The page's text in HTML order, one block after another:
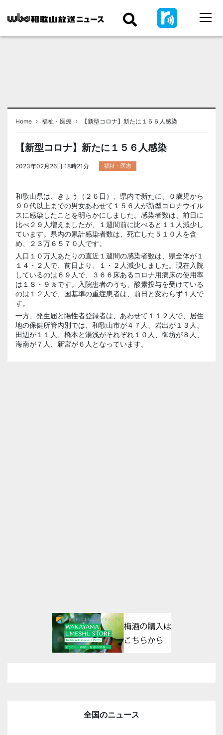
Home › 福祉・医療 › 【新型コロナ】新たに１５６人感染
【新型コロナ】新たに１５６人感染
2023年02月26日 18時21分 福祉・医療
和歌山県は、きょう（２６日）、県内で新たに、０歳児から
９０代以上までの男女あわせて１５６人が新型コロナウイル
スに感染したことを明らかにしました。感染者数は、前日に
比べ２９人増えましたが、１週間前に比べると１１人減少し
ています。県内の累計感染者数は、死亡した５１０人を含
め、２３万６５７０人です。
人口１０万人あたりの直近１週間の感染者数は、県全体が１
１４・２人で、前日より、１・２人減少しました。現在入院
しているのは６９人で、３６６床あるコロナ用病床の使用率
は１８・９％です。入院患者のうち、酸素投与を受けている
のは１２人で、国基準の重症患者は、前日と変わらず１人で
す。
一方、発生届と陽性者登録者は、あわせて１１２人で、居住
地の保健所管内別では、和歌山市が４７人、岩出が１３人、
田辺が１１人、橋本と湯浅がそれぞれ１０人、御坊が８人、
海南が７人、新宮が６人となっています。
全国のニュース